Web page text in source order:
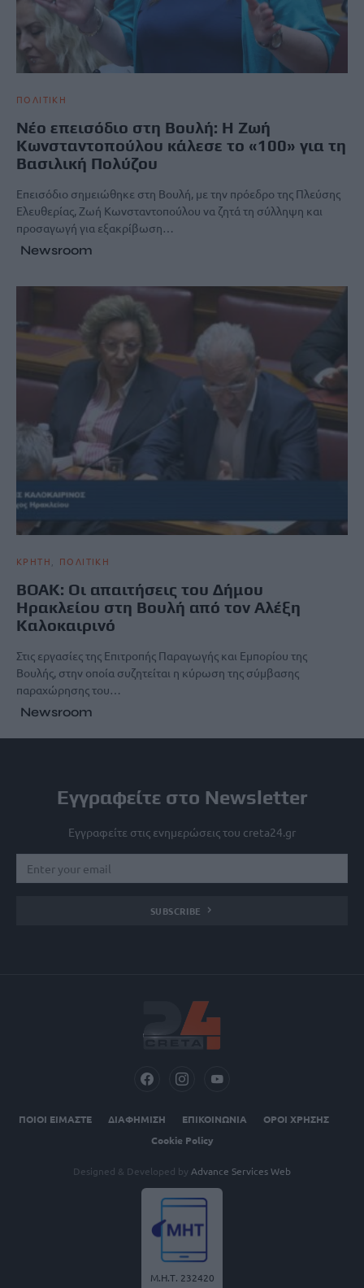
ΠΟΛΙΤΙΚΗ
Νέο επεισόδιο στη Βουλή: Η Ζωή
Κωνσταντοπούλου κάλεσε το «100» για τη
Βασιλική Πολύζου
Επεισόδιο σημειώθηκε στη Βουλή, με την πρόεδρο της Πλεύσης
Ελευθερίας, Ζωή Κωνσταντοπούλου να ζητά τη σύλληψη και
προσαγωγή για εξακρίβωση…
Newsroom
ΚΡΗΤΗ ΠΟΛΙΤΙΚΗ
ΒΟΑΚ: Οι απαιτήσεις του Δήμου
Ηρακλείου στη Βουλή από τον Αλέξη
Καλοκαιρινό
Στις εργασίες της Επιτροπής Παραγωγής και Εμπορίου της
Βουλής, στην οποία συζητείται η κύρωση της σύμβασης
παραχώρησης του…
Newsroom
Εγγραφείτε στο Newsletter
Εγγραφείτε στις ενημερώσεις του creta24.gr
SUBSCRIBE
ΠΟΙΟΙ ΕΙΜΑΣΤΕ ΔΙΑΦΗΜΙΣΗ ΕΠΙΚΟΙΝΩΝΙΑ
ΟΡΟΙ ΧΡΗΣΗΣ
Cookie Policy
Designed & Developed by Advance Services Web
Μ.Η.Τ. 232420